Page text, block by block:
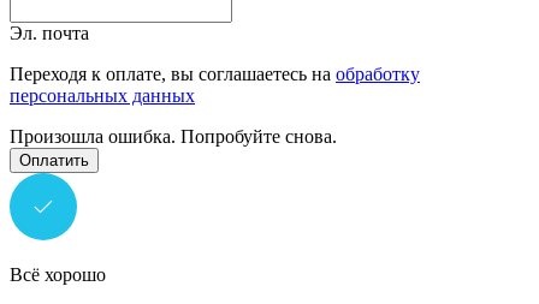
Эл. почта
Переходя к оплате, вы соглашаетесь на обработку
персональных данных
Произошла ошибка. Попробуйте снова.
Оплатить
Всё хорошо